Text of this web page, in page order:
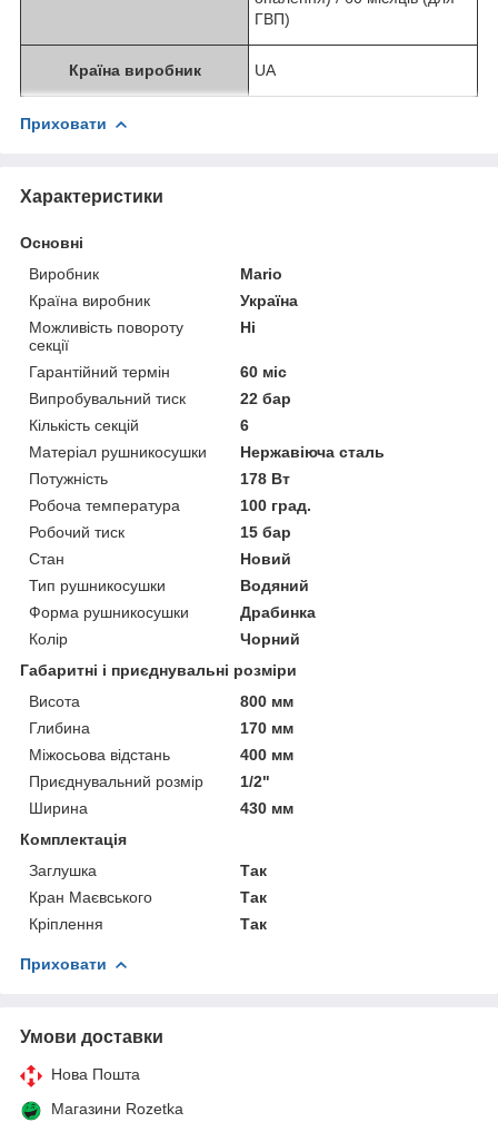
ГВП)
Країна виробник UA
Приховати
Характеристики
Основні
Виробник
Mario
Країна виробник
Україна
Можливість повороту
секції
Ні
Гарантійний термін
60 міс
Випробувальний тиск
22 бар
Кількість секцій
6
Матеріал рушникосушки
Нержавіюча сталь
Потужність
178 Вт
Робоча температура
100 град.
Робочий тиск
15 бар
Стан
Новий
Тип рушникосушки
Водяний
Форма рушникосушки
Драбинка
Колір
Чорний
Габаритні і приєднувальні розміри
Висота
800 мм
Глибина
170 мм
Міжосьова відстань
400 мм
Приєднувальний розмір
1/2"
Ширина
430 мм
Комплектація
Заглушка
Так
Кран Маєвського
Так
Кріплення
Так
Приховати
Умови доставки
Нова Пошта
Магазини Rozetka